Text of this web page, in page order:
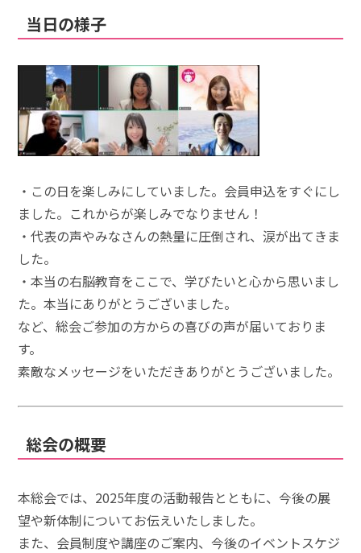
当日の様子
・この日を楽しみにしていました。会員申込をすぐにし
ました。これからが楽しみでなりません！
・代表の声やみなさんの熱量に圧倒され、涙が出てきま
した。
・本当の右脳教育をここで、学びたいと心から思いまし
た。本当にありがとうございました。
など、総会ご参加の方からの喜びの声が届いておりま
す。
素敵なメッセージをいただきありがとうございました。
総会の概要
本総会では、2025年度の活動報告とともに、今後の展
望や新体制についてお伝えいたしました。
また、会員制度や講座のご案内、今後のイベントスケジ